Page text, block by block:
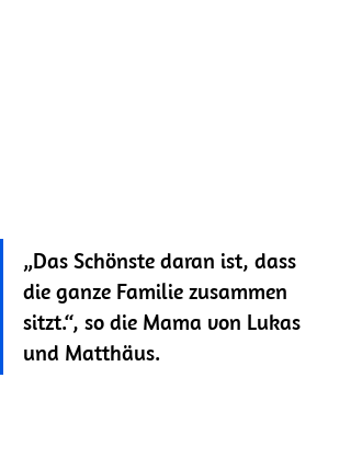
„Das Schönste daran ist, dass
die ganze Familie zusammen
sitzt.“, so die Mama von Lukas
und Matthäus.